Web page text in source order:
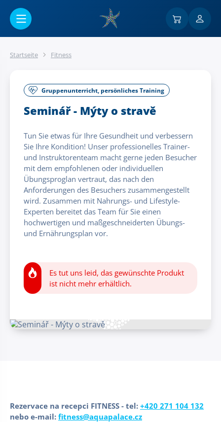
Startseite Fitness
Gruppenunterricht, persönliches Training
Seminář - Mýty o stravě
Tun Sie etwas für Ihre Gesundheit und verbessern
Sie Ihre Kondition! Unser professionelles Trainer-
und Instruktorenteam macht gerne jeden Besucher
mit dem empfohlenen oder individuellen
Übungsproglan vertraut, das nach den
Anforderungen des Besuchers zusammengestellt
wird. Zusammen mit Nahrungs- und Lifestyle-
Experten bereitet das Team für Sie einen
hochwertigen und maßgeschneiderten Übungs-
und Ernährungsplan vor.
Es tut uns leid, das gewünschte Produkt
ist nicht mehr erhältlich.
Rezervace na recepci FITNESS - tel: +420 271 104 132
nebo e-mail: fitness@aquapalace.cz